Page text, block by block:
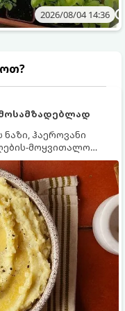
2026/08/04 14:36
ჰაეროვანი
მოყვითალო
მაგრამ
უნდა
გამოვიდეს.